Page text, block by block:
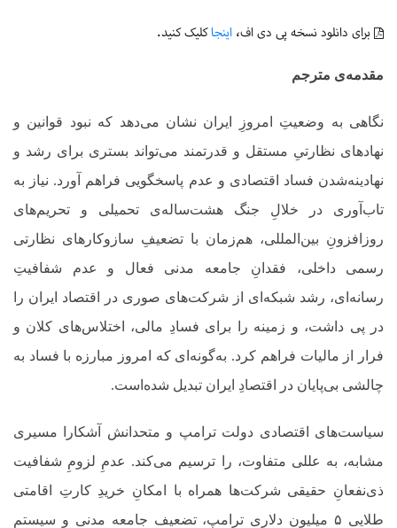
برای دانلود نسخه پی دی اف،اینجاکلیک کنید.
مقدمه‌ی مترجم
نگاهی به وضعیتِ امروزِ ایران نشان می‌دهد که نبود قوانین و
نهادهای نظارتیِ مستقل و قدرتمند می‌تواند بستری برای رشد و
نهادینه‌شدن فساد اقتصادی و عدم پاسخگویی فراهم آورد. نیاز به
تاب‌آوری در خلالِ جنگ هشت‌ساله‌ی تحمیلی و تحریم‌های
روزافزونِ بین‌المللی، هم‌زمان با تضعیفِ سازوکارهای نظارتی
رسمی داخلی،
فقدانِ جامعه مدنی فعال و عدم شفافیتِ
رسانه‌ای، رشد شبکه‌ای از شرکت‌های صوری در اقتصاد ایران را
در پی داشت، و زمینه را برای فسادِ مالی، اختلاس‌های کلان و
فرار از
مالیات فراهم کرد. به‌گونه‌ای که امروز مبارزه با فساد به
چالشی بی‌پایان در اقتصادِ ایران تبدیل شده‌است.
سیاست‌های اقتصادی دولت ترامپ و متحدانش آشکارا مسیری
مشابه، به عللی متفاوت، را ترسیم می‌کند. عدمِ لزومِ شفافیت
ذی‌نفعانِ حقیقی شرکت‌ها همراه با امکانِ خریدِ کارتِ اقامتی
طلایی ۵ میلیون دلاری ترامپ، تضعیف جامعه مدنی و سیستم